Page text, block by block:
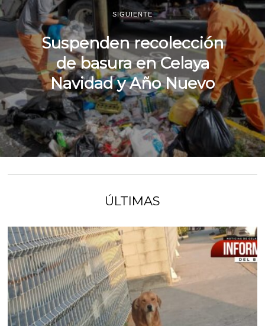
SIGUIENTE
Suspenden recolección
de basura en Celaya
Navidad y Año Nuevo
ÚLTIMAS